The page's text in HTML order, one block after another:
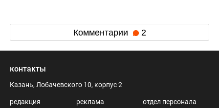
Комментарии 2
контакты
Казань, Лобачевского 10, корпус 2
редакция
реклама
отдел персонала